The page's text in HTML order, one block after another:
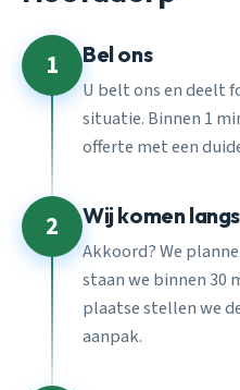
1 Bel ons
U belt ons en deelt
situatie. Binnen 1
offerte met een
2 Wij komen langs
Akkoord? We
staan we binnen 30
plaatse stellen we
aanpak.